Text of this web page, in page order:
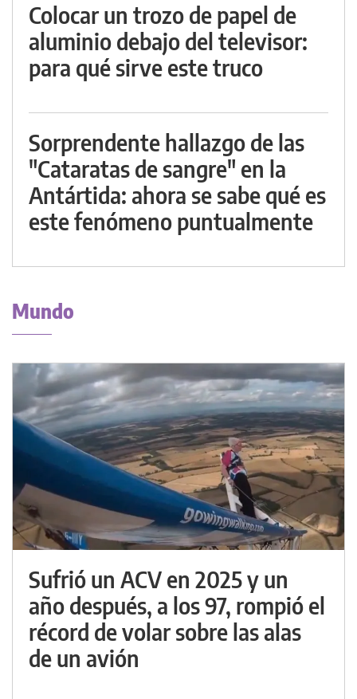
Colocar un trozo de papel de
aluminio debajo del televisor:
para qué sirve este truco
Sorprendente hallazgo de las
"Cataratas de sangre" en la
Antártida: ahora se sabe qué es
este fenómeno puntualmente
Mundo
Sufrió un ACV en 2025 y un
año después, a los 97, rompió el
récord de volar sobre las alas
de un avión